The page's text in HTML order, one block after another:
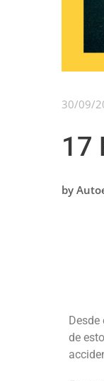
30/09/
17
by
Desde
de